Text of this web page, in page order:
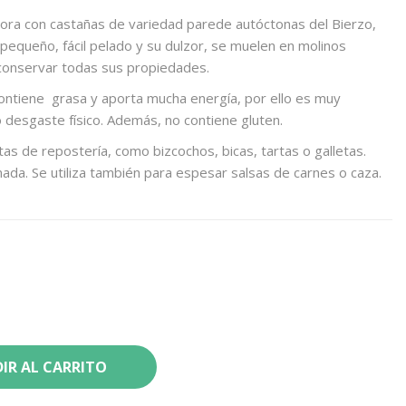
con castañas de variedad parede autóctonas del Bierzo,
fácil pelado y su dulzor, se muelen en molinos
todas sus propiedades.
grasa y aporta mucha energía, por ello es muy
físico. Además, no contiene gluten.
de repostería, como bizcochos, bicas, tartas o galletas.
Se utiliza también para espesar salsas de carnes o caza.
AL CARRITO